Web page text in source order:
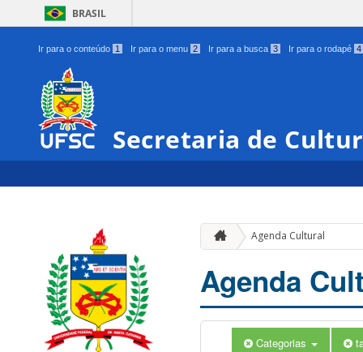
BRASIL
Ir para o conteúdo 1 Ir para o menu 2 Ir para a busca 3 Ir para o rodapé 4
Secretaria de
Agenda Cultural
Agenda
Categorias